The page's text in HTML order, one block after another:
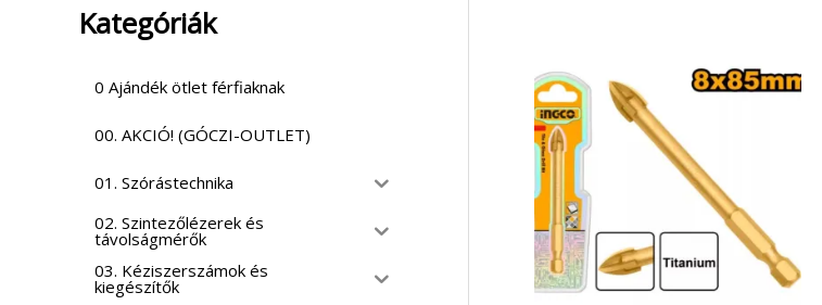
Kategóriák
0 Ajándék ötlet férfiaknak
00. AKCIÓ! (GÓCZI-OUTLET)
01. Szórástechnika
02. Szintezőlézerek és
távolságmérők
03. Kéziszerszámok és
kiegészítők